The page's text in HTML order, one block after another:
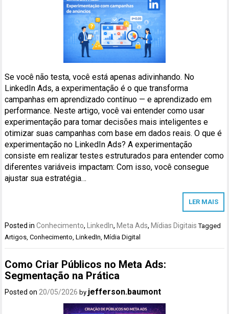
Se você não testa, você está apenas adivinhando. No
LinkedIn Ads, a experimentação é o que transforma
campanhas em aprendizado contínuo — e aprendizado em
performance. Neste artigo, você vai entender como usar
experimentação para tomar decisões mais inteligentes e
otimizar suas campanhas com base em dados reais. O que é
experimentação no LinkedIn Ads? A experimentação
consiste em realizar testes estruturados para entender como
diferentes variáveis impactam: Com isso, você consegue
ajustar sua estratégia…
LER MAIS
Posted inConhecimento, LinkedIn, Meta Ads, Mídias Digitais Tagged
Artigos,Conhecimento,LinkedIn,Mídia Digital
Como Criar Públicos no Meta Ads:
Segmentação na Prática
Posted on 20/05/2026 by jefferson.baumont